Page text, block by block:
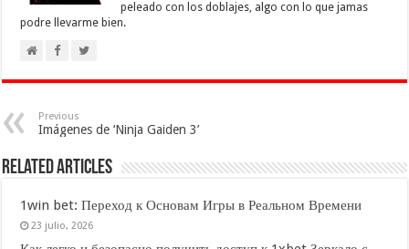
peleado con los doblajes, algo con lo que jamas
podre llevarme bien.
Previous
Imágenes de ‘Ninja Gaiden 3’
Related Articles
1win bet: Переход к Основам Игры в Реальном Времени
23 julio, 2026